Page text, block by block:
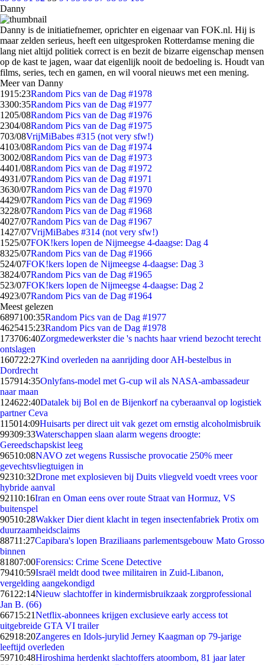
Danny
Danny is de initiatiefnemer, oprichter en eigenaar van FOK.nl. Hij is
maar zelden serieus, heeft een uitgesproken Rotterdamse mening die
lang niet altijd politiek correct is en bezit de bizarre eigenschap mensen
op de kast te jagen, waar dat eigenlijk nooit de bedoeling is. Houdt van
films, series, tech en gamen, en wil vooral nieuws met een mening.
Meer van Danny
1915:23Random Pics van de Dag #1978
3300:35Random Pics van de Dag #1977
1205/08Random Pics van de Dag #1976
2304/08Random Pics van de Dag #1975
703/08VrijMiBabes #315 (not very sfw!)
4103/08Random Pics van de Dag #1974
3002/08Random Pics van de Dag #1973
4401/08Random Pics van de Dag #1972
4931/07Random Pics van de Dag #1971
3630/07Random Pics van de Dag #1970
4429/07Random Pics van de Dag #1969
3228/07Random Pics van de Dag #1968
4027/07Random Pics van de Dag #1967
1427/07VrijMiBabes #314 (not very sfw!)
1525/07FOK!kers lopen de Nijmeegse 4-daagse: Dag 4
8325/07Random Pics van de Dag #1966
524/07FOK!kers lopen de Nijmeegse 4-daagse: Dag 3
3824/07Random Pics van de Dag #1965
523/07FOK!kers lopen de Nijmeegse 4-daagse: Dag 2
4923/07Random Pics van de Dag #1964
Meest gelezen
6897100:35Random Pics van de Dag #1977
4625415:23Random Pics van de Dag #1978
173706:40Zorgmedewerkster die 's nachts haar vriend bezocht terecht
ontslagen
160722:27Kind overleden na aanrijding door AH-bestelbus in
Dordrecht
157914:35Onlyfans-model met G-cup wil als NASA-ambassadeur
naar maan
124622:40Datalek bij Bol en de Bijenkorf na cyberaanval op logistiek
partner Ceva
115014:09Huisarts per direct uit vak gezet om ernstig alcoholmisbruik
99309:33Waterschappen slaan alarm wegens droogte:
Gereedschapskist leeg
96510:08NAVO zet wegens Russische provocatie 250% meer
gevechtsvliegtuigen in
92310:32Drone met explosieven bij Duits vliegveld voedt vrees voor
hybride aanval
92110:16Iran en Oman eens over route Straat van Hormuz, VS
buitenspel
90510:28Wakker Dier dient klacht in tegen insectenfabriek Protix om
duurzaamheidsclaims
88711:27Capibara's lopen Braziliaans parlementsgebouw Mato Grosso
binnen
81807:00Forensics: Crime Scene Detective
79410:59Israël meldt dood twee militairen in Zuid-Libanon,
vergelding aangekondigd
761 22:14Nieuw slachtoffer in kindermisbruikzaak zorgprofessional
Jan B. (66)
66715:21Netflix-abonnees krijgen exclusieve early access tot
uitgebreide GTA VI trailer
62918:20Zangeres en Idols-jurylid Jerney Kaagman op 79-jarige
leeftijd overleden
59710:48Hiroshima herdenkt slachtoffers atoombom, 81 jaar later